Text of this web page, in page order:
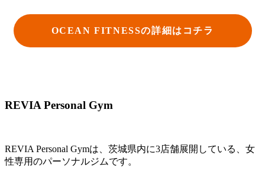
OCEAN FITNESSの詳細はコチラ
REVIA Personal Gym
REVIA Personal Gymは、茨城県内に3店舗展開している、女
性専用のパーソナルジムです。